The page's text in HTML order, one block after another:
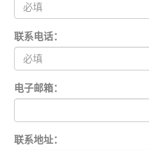
联系电话：
电子邮箱：
联系地址：